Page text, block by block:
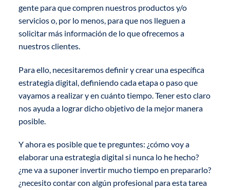
gente para que compren nuestros productos y/o
servicios o, por lo menos, para que nos lleguen a
solicitar más información de lo que ofrecemos a
nuestros clientes.
Para ello, necesitaremos definir y crear una específica
estrategia digital, definiendo cada etapa o paso que
vayamos a realizar y en cuánto tiempo. Tener esto claro
nos ayuda a lograr dicho objetivo de la mejor manera
posible.
Y ahora es posible que te preguntes: ¿cómo voy a
elaborar una estrategia digital si nunca lo he hecho?
¿me va a suponer invertir mucho tiempo en prepararlo?
¿necesito contar con algún profesional para esta tarea